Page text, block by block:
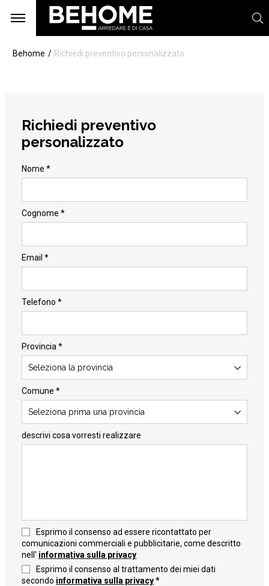
Behome Richiedi preventivo personalizzato
Richiedi preventivo
personalizzato
Nome *
Cognome *
Email *
Telefono *
Provincia *
Seleziona la provincia
Comune *
Seleziona prima una provincia
descrivi cosa vorresti realizzare
Esprimo il consenso ad essere ricontattato per
comunicazioni commerciali e pubblicitarie, come descritto
nell' informativa sulla privacy
Esprimo il consenso al trattamento dei miei dati
secondo informativa sulla privacy*